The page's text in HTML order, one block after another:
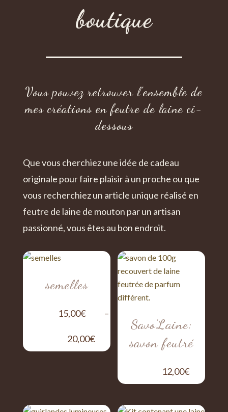
boutique
Vous pouvez retrouver l’ensemble de
mes créations en feutre de laine ci-
dessous
Que vous cherchiez une idée de cadeau
originale pour faire plaisir à un proche ou que
vous recherchiez un article unique réalisé en
feutre de laine de mouton par un artisan
passionné, vous êtes au bon endroit.
semelles
15,00€ –
20,00€
Savo’Laine:
savon feutré
12,00€